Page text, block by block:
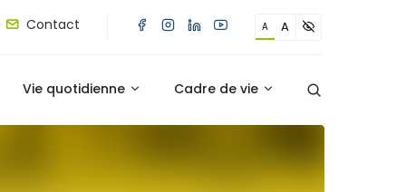
Contact A A
Vie quotidienne Cadre de vie